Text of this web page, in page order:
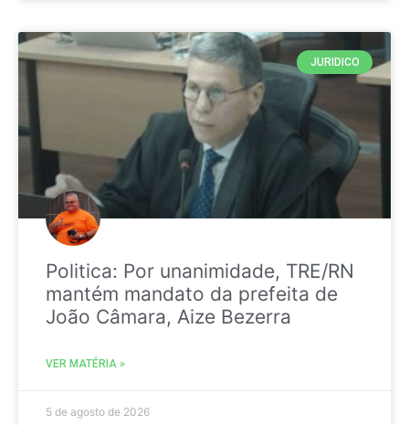
JURIDICO
Politica: Por unanimidade, TRE/RN
mantém mandato da prefeita de
João Câmara, Aize Bezerra
VER MATÉRIA »
5 de agosto de 2026